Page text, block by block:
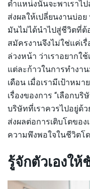
ตำแหน่งนั้นจะพาเราไ
ส่งผลให้เปลี่ยนงานบ่อ
มันไม่ได้นำไปสู่ชีวิตที่ต้
สมัครงานจึงไม่ใช่แค่เ
ล่วงหน้า ว่าเราอยากใ
แต่ละก้าวในการทำงา
เดือน เมื่อเรามีเป้าหมา
เรื่องของการ “เลือกบริ
บริษัทที่เราควรไปอยู่ด้
ส่งผลต่อการเติบโตขอ
ความพึงพอใจในชีวิตโ
รู้จักตัวเองใ